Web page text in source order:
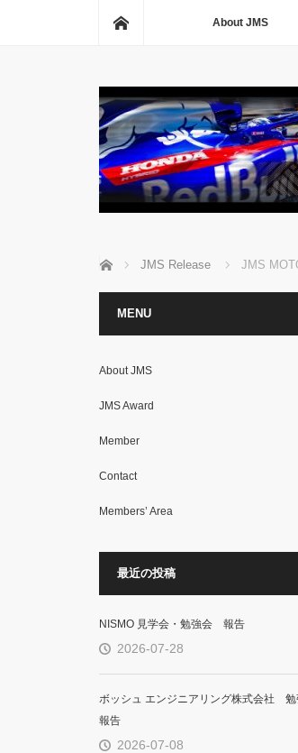
About JMS
ホーム JMS Release JMS
MENU
About JMS
JMS Award
Member
Contact
Members’ Area
最近の投稿
NISMO 見学会・勉強会 報告
2026-07-28
ボッシュ エンジニアリング株式会社 勉
報告
2026-07-08